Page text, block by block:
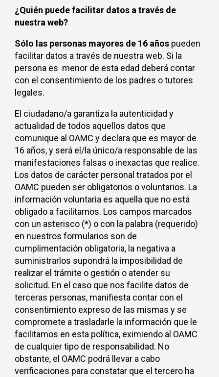
¿Quién puede facilitar datos a través de
nuestra web?
Sólo las personas mayores de 16 años pueden
facilitar datos a través de nuestra web. Si la
persona es menor de esta edad deberá contar
con el consentimiento de los padres o tutores
legales.
El ciudadano/a garantiza la autenticidad y
actualidad de todos aquellos datos que
comunique al OAMC y declara que es mayor de
16 años, y será el/la único/a responsable de las
manifestaciones falsas o inexactas que realice.
Los datos de carácter personal tratados por el
OAMC pueden ser obligatorios o voluntarios. La
información voluntaria es aquella que no está
obligado a facilitarnos. Los campos marcados
con un asterisco (*) o con la palabra (requerido)
en nuestros formularios son de
cumplimentación obligatoria, la negativa a
suministrarlos supondrá la imposibilidad de
realizar el trámite o gestión o atender su
solicitud. En el caso que nos facilite datos de
terceras personas, manifiesta contar con el
consentimiento expreso de las mismas y se
compromete a trasladarle la información que le
facilitamos en esta política, eximiendo al OAMC
de cualquier tipo de responsabilidad. No
obstante, el OAMC podrá llevar a cabo
verificaciones para constatar que el tercero ha